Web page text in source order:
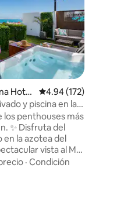
reseñas
Hotel
Calificación promedio:
4.94 (172)
y piscina en la
los penthouses más
✨ Disfruta del
en la azotea del
vista al Mar
frente a Playa
de antros 📶
🚗
· Condición